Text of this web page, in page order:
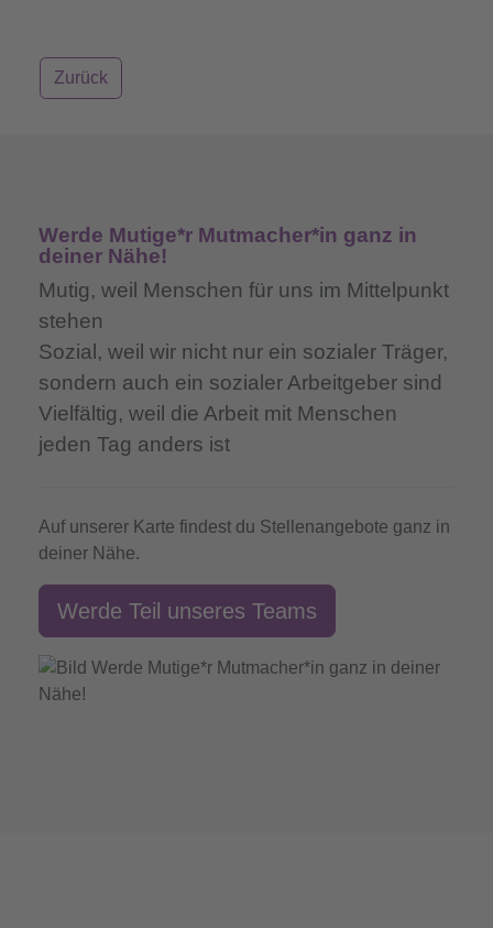
Zurück
Werde Mutige*r Mutmacher*in ganz in
deiner Nähe!
Mutig, weil Menschen für uns im Mittelpunkt
stehen
Sozial, weil wir nicht nur ein sozialer Träger,
sondern auch ein sozialer Arbeitgeber sind
Vielfältig, weil die Arbeit mit Menschen
jeden Tag anders ist
Auf unserer Karte findest du Stellenangebote ganz in
deiner Nähe.
Werde Teil unseres Teams